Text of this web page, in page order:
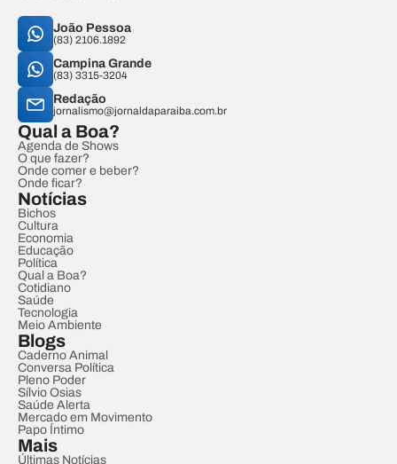
João Pessoa
(83) 2106.1892
Campina Grande
(83) 3315-3204
Redação
jornalismo@jornaldaparaiba.com.br
Qual a Boa?
Agenda de Shows
O que fazer?
Onde comer e beber?
Onde ficar?
Notícias
Bichos
Cultura
Economia
Educação
Política
Qual a Boa?
Cotidiano
Saúde
Tecnologia
Meio Ambiente
Blogs
Caderno Animal
Conversa Política
Pleno Poder
Sílvio Osias
Saúde Alerta
Mercado em Movimento
Papo Íntimo
Mais
Últimas Notícias